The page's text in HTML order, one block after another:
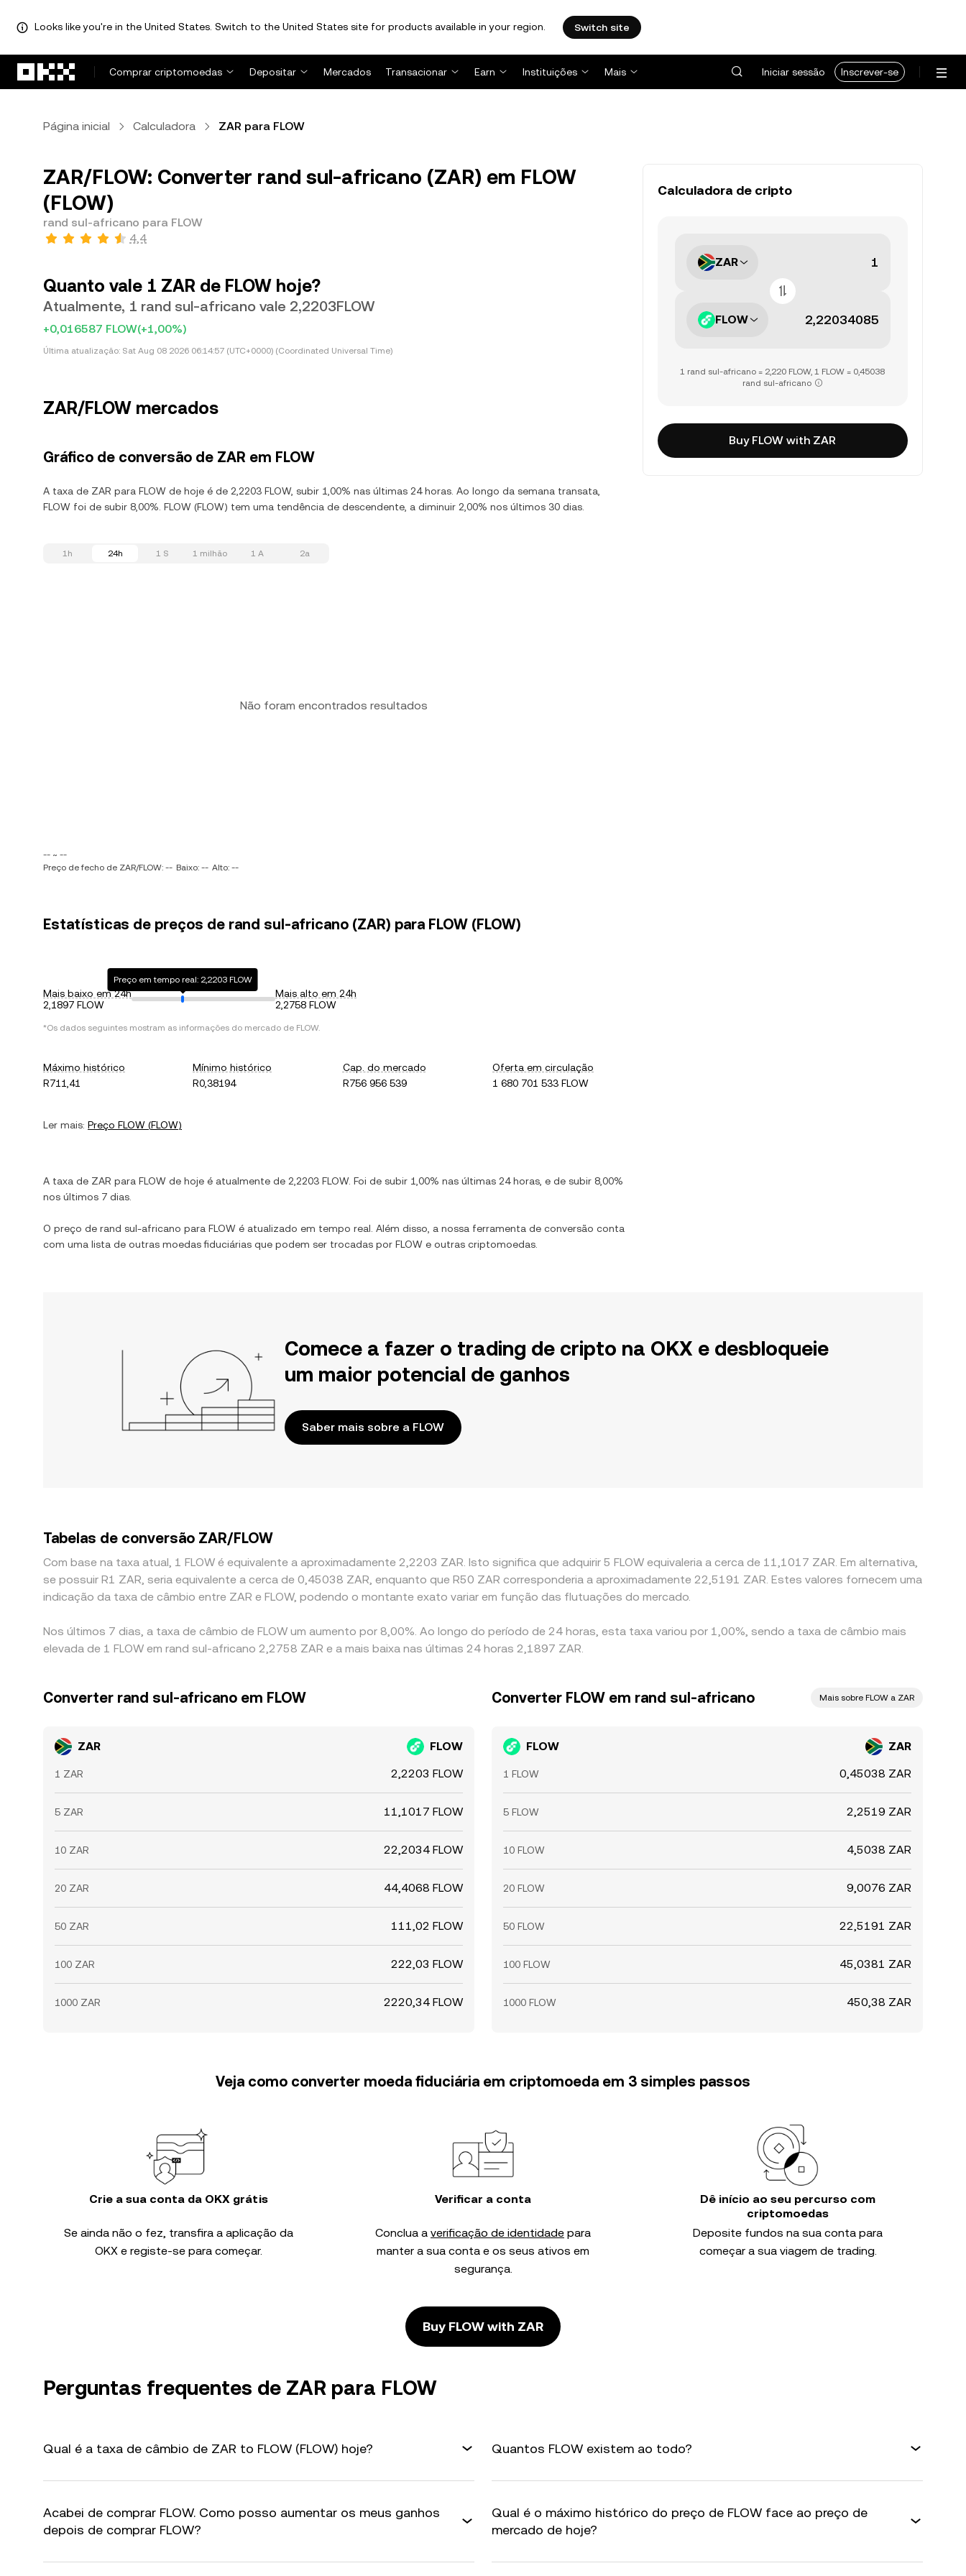
Looks like you're in the United States. Switch to the United States site for products available in your region. Switch site
Comprar criptomoedas
Depositar Mercados Transacionar Earn Instituições Mais Iniciar sessão Inscrever-se
Página inicial Calculadora ZAR para FLOW
ZAR/FLOW: Converter rand sul-africano (ZAR) em FLOW
(FLOW)
rand sul-africano para FLOW
4,4
Quanto vale 1 ZAR de FLOW hoje?
Atualmente, 1 rand sul-africano vale 2,2203FLOW
+0,016587 FLOW(+1,00%)
Última atualização: Sat Aug 08 2026 06:14:57 (UTC+0000) (Coordinated Universal Time)
ZAR/FLOW mercados
Gráfico de conversão de ZAR em FLOW
A taxa de ZAR para FLOW de hoje é de 2,2203 FLOW, subir 1,00% nas últimas 24 horas. Ao longo da semana transata,
FLOW foi de subir 8,00%. FLOW (FLOW) tem uma tendência de descendente, a diminuir 2,00% nos últimos 30 dias.
1h 24h 1 S 1 milhão 1 A 2a
Não foram encontrados resultados
-- ~ --
Preço de fecho de ZAR/FLOW: -- Baixo: -- Alto: --
Estatísticas de preços de rand sul-africano (ZAR) para FLOW (FLOW)
Mais baixo em 24h
2,1897 FLOW
Preço em tempo real: 2,2203 FLOW
Mais alto em 24h
2,2758 FLOW
*Os dados seguintes mostram as informações do mercado de FLOW.
Máximo histórico
R711,41
Mínimo histórico
R0,38194
Cap. do mercado
R756 956 539
Oferta em circulação
1 680 701 533 FLOW
Ler mais: Preço FLOW (FLOW)
A taxa de ZAR para FLOW de hoje é atualmente de 2,2203 FLOW. Foi de subir 1,00% nas últimas 24 horas, e de subir 8,00%
nos últimos 7 dias.
O preço de rand sul-africano para FLOW é atualizado em tempo real. Além disso, a nossa ferramenta de conversão conta
com uma lista de outras moedas fiduciárias que podem ser trocadas por FLOW e outras criptomoedas.
Calculadora de cripto
ZAR
FLOW
1 rand sul-africano = 2,220 FLOW, 1 FLOW = 0,45038
rand sul-africano
Buy FLOW with ZAR
Comece a fazer o trading de cripto na OKX e desbloqueie
um maior potencial de ganhos
Saber mais sobre a FLOW
Tabelas de conversão ZAR/FLOW
Com base na taxa atual, 1 FLOW é equivalente a aproximadamente 2,2203 ZAR. Isto significa que adquirir 5 FLOW equivaleria a cerca de 11,1017 ZAR. Em alternativa,
se possuir R1 ZAR, seria equivalente a cerca de 0,45038 ZAR, enquanto que R50 ZAR corresponderia a aproximadamente 22,5191 ZAR. Estes valores fornecem uma
indicação da taxa de câmbio entre ZAR e FLOW, podendo o montante exato variar em função das flutuações do mercado.
Nos últimos 7 dias, a taxa de câmbio de FLOW um aumento por 8,00%. Ao longo do período de 24 horas, esta taxa variou por 1,00%, sendo a taxa de câmbio mais
elevada de 1 FLOW em rand sul-africano 2,2758 ZAR e a mais baixa nas últimas 24 horas 2,1897 ZAR.
Converter rand sul-africano em FLOW
ZAR FLOW
1 ZAR 2,2203 FLOW
5 ZAR 11,1017 FLOW
10 ZAR 22,2034 FLOW
20 ZAR 44,4068 FLOW
50 ZAR 111,02 FLOW
100 ZAR 222,03 FLOW
1000 ZAR 2220,34 FLOW
Converter FLOW em rand sul-africano Mais sobre FLOW a ZAR
FLOW ZAR
1 FLOW 0,45038 ZAR
5 FLOW 2,2519 ZAR
10 FLOW 4,5038 ZAR
20 FLOW 9,0076 ZAR
50 FLOW 22,5191 ZAR
100 FLOW 45,0381 ZAR
1000 FLOW 450,38 ZAR
Veja como converter moeda fiduciária em criptomoeda em 3 simples passos
Crie a sua conta da OKX grátis
Se ainda não o fez, transfira a aplicação da
OKX e registe-se para começar.
Verificar a conta
Conclua a verificação de identidade para
manter a sua conta e os seus ativos em
segurança.
Dê início ao seu percurso com
criptomoedas
Deposite fundos na sua conta para
começar a sua viagem de trading.
Buy FLOW with ZAR
Perguntas frequentes de ZAR para FLOW
Qual é a taxa de câmbio de ZAR to FLOW (FLOW) hoje? Quantos FLOW existem ao todo?
Acabei de comprar FLOW. Como posso aumentar os meus ganhos
depois de comprar FLOW?
Qual é o máximo histórico do preço de FLOW face ao preço de
mercado de hoje?